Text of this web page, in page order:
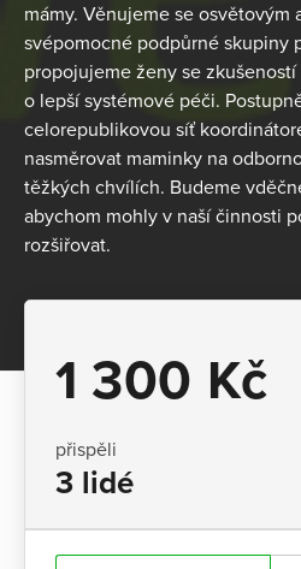
mámy. Věnujeme se
svépomocné podpůrné skupiny
propojujeme ženy se
o lepší systémové péči.
celorepublikovou síť
nasměrovat maminky na
těžkých chvílích. Budeme
abychom mohly v naší činnosti
rozšiřovat.
1 300 Kč
přispěli
3 lidé